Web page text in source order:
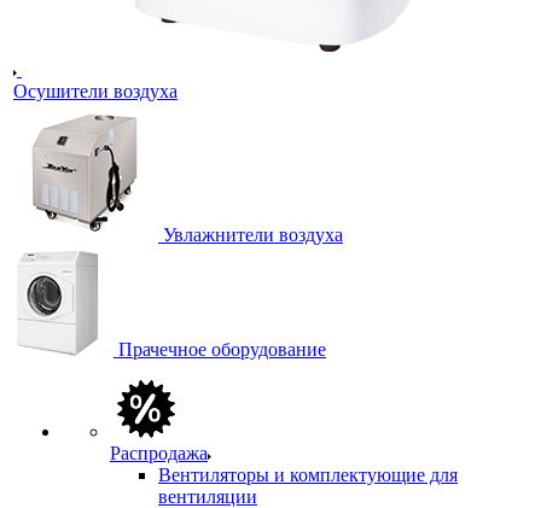
Осушители воздуха
Увлажнители воздуха
Прачечное оборудование
Распродажа
Вентиляторы и комплектующие для
вентиляции